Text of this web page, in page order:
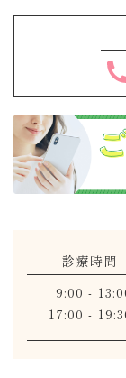
診療時間
9:00 -
17:00 -